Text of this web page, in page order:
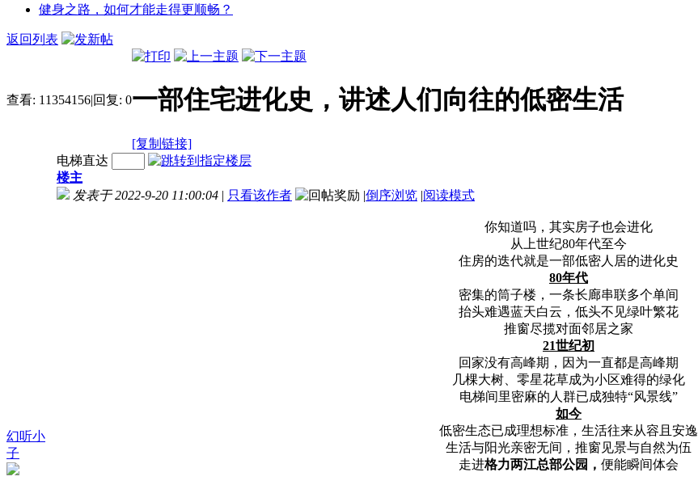
健身之路，如何才能走得更顺畅？
返回列表
查看: 11354156|回复: 0一部住宅进化史，讲述人们向往的低密生活
[复制链接]
幻听小
子
电梯直达
楼主
发表于 2022-9-20 11:00:04 | 只看该作者 |倒序浏览 |阅读模式
你知道吗，其实房子也会进化
从上世纪80年代至今
住房的迭代就是一部低密人居的进化史
80年代
密集的筒子楼，一条长廊串联多个单间
抬头难遇蓝天白云，低头不见绿叶繁花
推窗尽揽对面邻居之家
21世纪初
回家没有高峰期，因为一直都是高峰期
几棵大树、零星花草成为小区难得的绿化
电梯间里密麻的人群已成独特“风景线”
如今
低密生态已成理想标准，生活往来从容且安逸
生活与阳光亲密无间，推窗见景与自然为伍
走进格力两江总部公园， 便能瞬间体会